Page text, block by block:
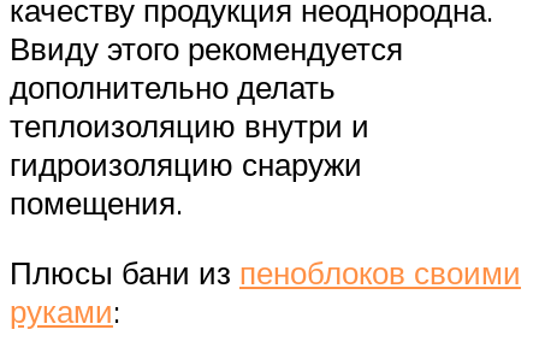
качеству продукция неоднородна.
Ввиду этого рекомендуется
дополнительно делать
теплоизоляцию внутри и
гидроизоляцию снаружи
помещения.
Плюсы бани из пеноблоков своими
руками: